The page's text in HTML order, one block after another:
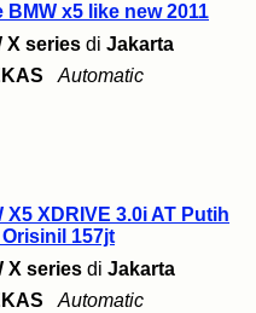
BMW x5 like new 2011
X series di Jakarta
Automatic
X5 XDRIVE 3.0i AT Putih
157jt
X series di Jakarta
Automatic